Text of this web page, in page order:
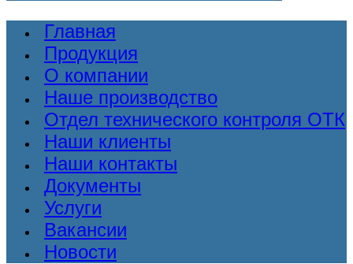
Главная
Продукция
О компании
Наше производство
Отдел технического контроля ОТК
Наши клиенты
Наши контакты
Документы
Услуги
Вакансии
Новости